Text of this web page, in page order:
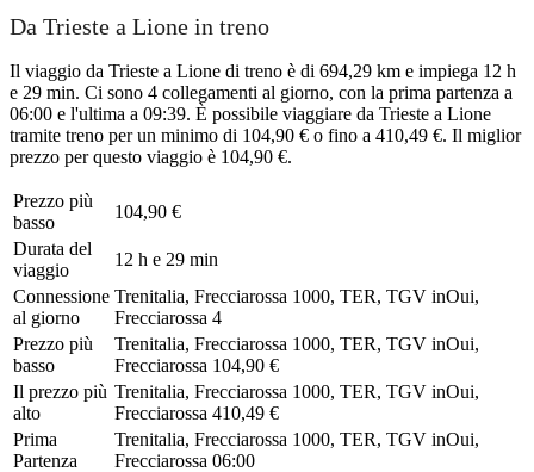
Da Trieste a Lione in treno
Il viaggio da Trieste a Lione di treno è di 694,29 km e impiega 12 h
e 29 min. Ci sono 4 collegamenti al giorno, con la prima partenza a
06:00 e l'ultima a 09:39. È possibile viaggiare da Trieste a Lione
tramite treno per un minimo di 104,90 € o fino a 410,49 €. Il miglior
prezzo per questo viaggio è 104,90 €.
Prezzo più
basso
104,90 €
Durata del
viaggio
12 h e 29 min
Connessione
al giorno
Trenitalia, Frecciarossa 1000, TER, TGV inOui,
Frecciarossa 4
Prezzo più
basso
Trenitalia, Frecciarossa 1000, TER, TGV inOui,
Frecciarossa 104,90 €
Il prezzo più
alto
Trenitalia, Frecciarossa 1000, TER, TGV inOui,
Frecciarossa 410,49 €
Prima
Partenza
Trenitalia, Frecciarossa 1000, TER, TGV inOui,
Frecciarossa 06:00